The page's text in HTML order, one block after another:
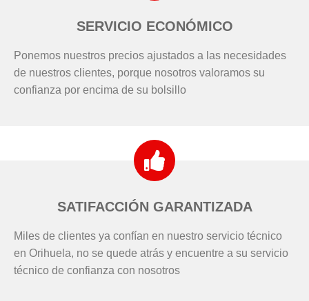
SERVICIO ECONÓMICO
Ponemos nuestros precios ajustados a las necesidades
de nuestros clientes, porque nosotros valoramos su
confianza por encima de su bolsillo
SATIFACCIÓN GARANTIZADA
Miles de clientes ya confían en nuestro servicio técnico
en Orihuela, no se quede atrás y encuentre a su servicio
técnico de confianza con nosotros